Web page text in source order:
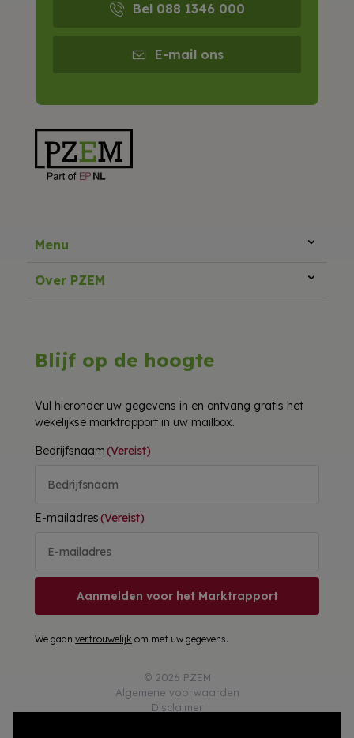
Bel 088 1346 000
E-mail ons
Menu
Over PZEM
Blijf op de hoogte
Vul hieronder uw gegevens in en ontvang gratis het
wekelijkse marktrapport in uw mailbox.
Bedrijfsnaam(Vereist)
E-mailadres(Vereist)
Aanmelden voor het Marktrapport
We gaanvertrouwelijk om met uw gegevens.
© 2026 PZEM
Algemene voorwaarden
Disclaimer